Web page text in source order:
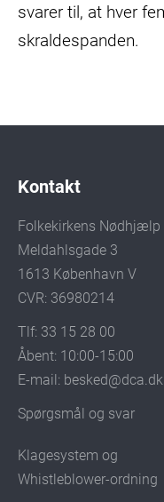
svarer til, at hver
skraldespanden.
Kontakt
Folkekirkens Nødhjælp
Meldahlsgade 3
1613 København V
CVR: 36980214
Tlf: 33 15 28 00
Åbent: 10:00-15:00
E-mail: besked@dca.dk
Spørgsmål og svar
Klagesystem og
Whistleblower-ordning